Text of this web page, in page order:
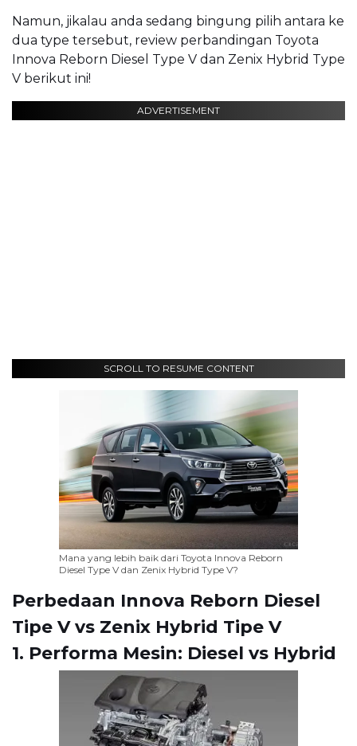
Namun, jikalau anda sedang bingung pilih antara ke
dua type tersebut, review perbandingan Toyota
Innova Reborn Diesel Type V dan Zenix Hybrid Type
V berikut ini!
ADVERTISEMENT
SCROLL TO RESUME CONTENT
Mana yang lebih baik dari Toyota Innova Reborn
Diesel Type V dan Zenix Hybrid Type V?
Perbedaan Innova Reborn Diesel
Tipe V vs Zenix Hybrid Tipe V
1. Performa Mesin: Diesel vs Hybrid